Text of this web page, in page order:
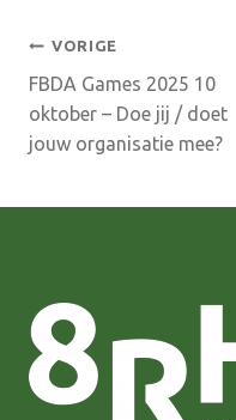
Bericht
navigatie
VORIGE
FBDA Games 2025 10
oktober – Doe jij / doet
jouw organisatie mee?